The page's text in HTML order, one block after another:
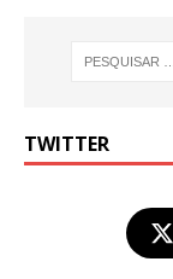
TWITTER